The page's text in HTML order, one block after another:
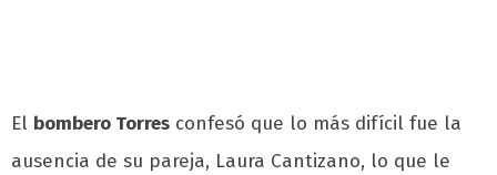
El bombero Torres confesó que lo más difícil fue la
ausencia de su pareja, Laura Cantizano, lo que le